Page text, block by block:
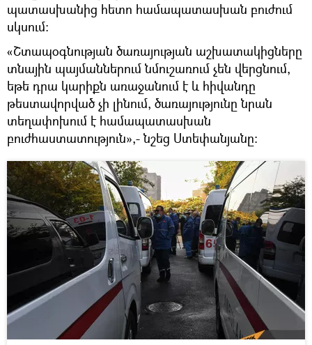
պատասխանից հետո համապատասխան բուժում
սկսում։
«Շտապօգնության ծառայության աշխատակիցները
տնային պայմաններում նմուշառում չեն վերցնում,
եթե դրա կարիքն առաջանում է և հիվանդը
թեստավորված չի լինում, ծառայությունը նրան
տեղափոխում է համապատասխան
բուժհաստատություն»,- նշեց Ստեփանյանը։